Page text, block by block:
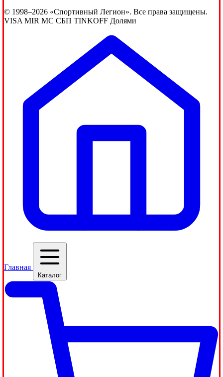
© 1998–2026 «Спортивный Легион». Все права защищены.
VISA MIR MC СБП TINKOFF Долями
Главная
Каталог